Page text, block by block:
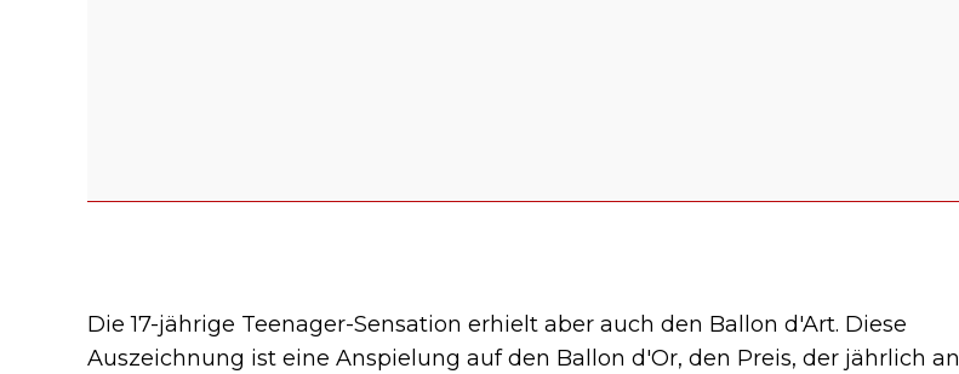
Die 17-jährige Teenager-Sensation erhielt aber auch den Ballon d'Art. Diese
Auszeichnung ist eine Anspielung auf den Ballon d'Or, den Preis, der jährlich an